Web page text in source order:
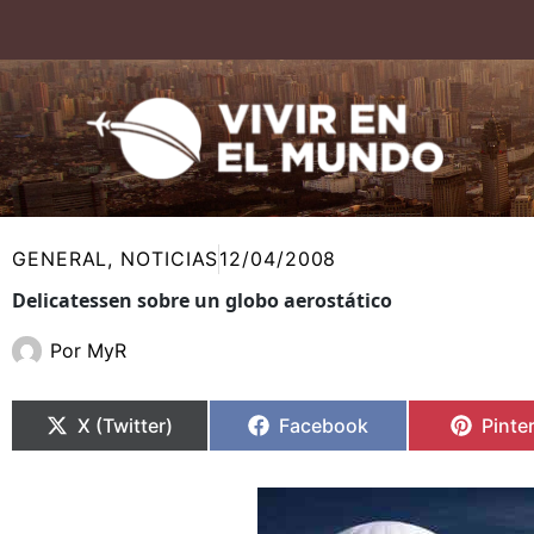
contenido
GENERAL, NOTICIAS12/04/2008
Delicatessen sobre un globo aerostático
Por MyR
en
X (Twitter)
en
Facebook
en
en
en
en